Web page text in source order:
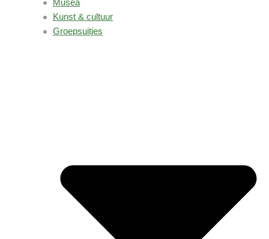
Musea
Kunst & cultuur
Groepsuitjes